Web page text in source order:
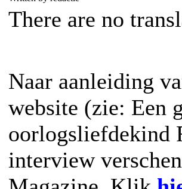
There are no
Naar aanleiding
website (zie: Een
oorlogsliefdekind
interview